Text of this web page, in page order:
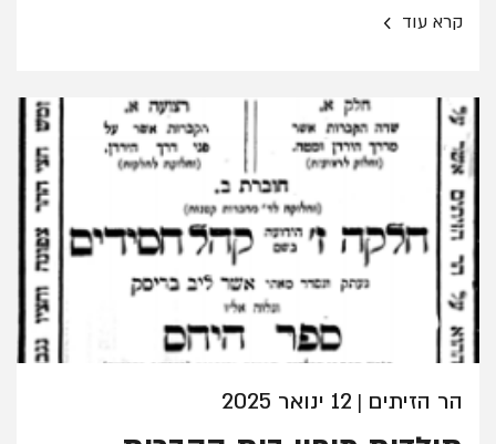
קרא עוד ›
הר הזיתים | 12 ינואר 2025